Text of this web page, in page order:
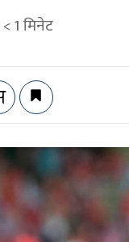
< 1मिनेट